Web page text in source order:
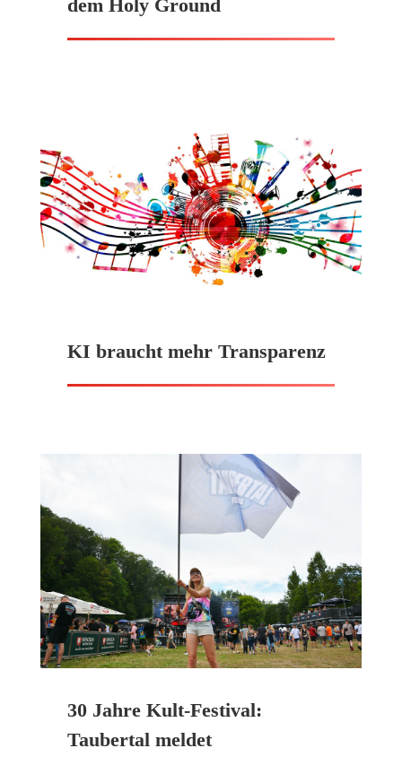
dem Holy Ground
KI braucht mehr Transparenz
30 Jahre Kult-Festival:
Taubertal meldet